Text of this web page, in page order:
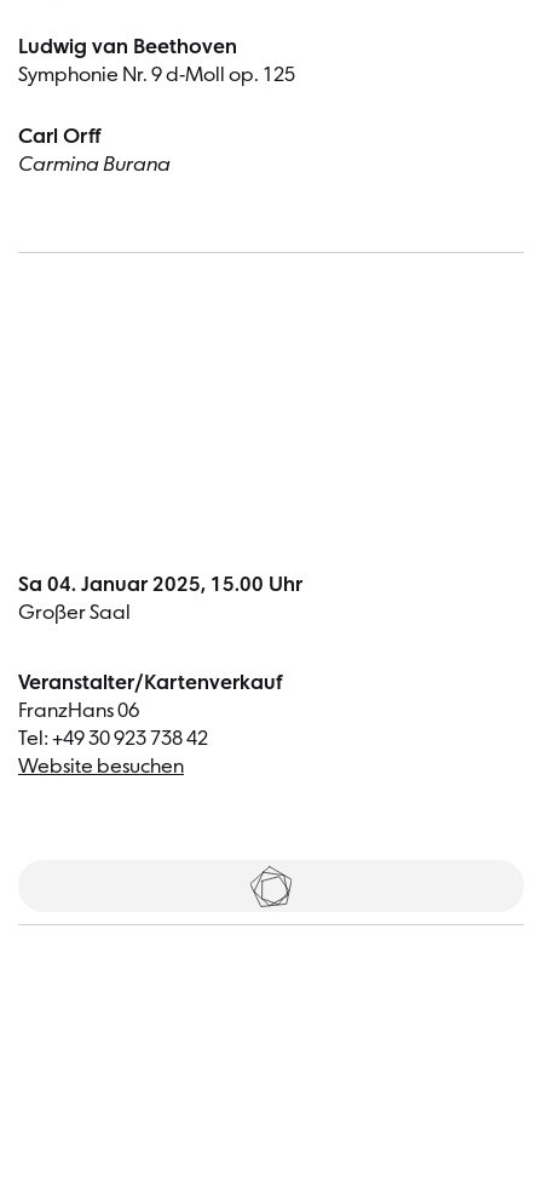
Ludwig van Beethoven
Symphonie Nr. 9 d-Moll op. 125
Carl Orff
Carmina Burana
Sa 04. Januar 2025, 15.00 Uhr
Großer Saal
Veranstalter/Kartenverkauf
FranzHans 06
Tel: +49 30 923 738 42
Website besuchen
Tickets